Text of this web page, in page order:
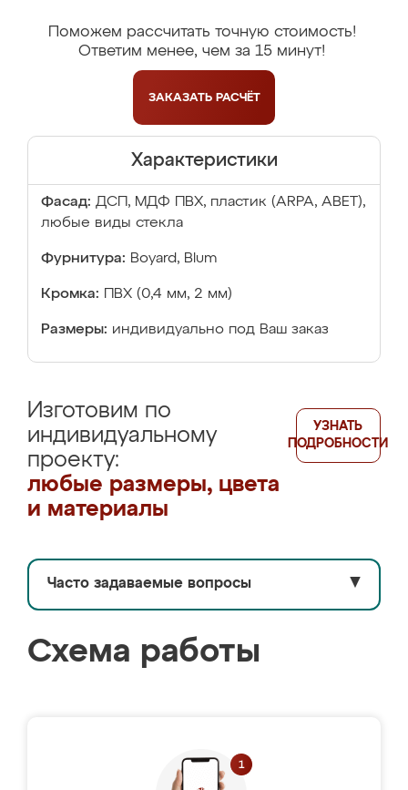
Поможем рассчитать точную стоимость!
Ответим менее, чем за 15 минут!
ЗАКАЗАТЬ РАСЧЁТ
Характеристики
Фасад: ДСП, МДФ ПВХ, пластик (ARPA, ABET),
любые виды стекла
Фурнитура: Boyard, Blum
Кромка: ПВХ (0,4 мм, 2 мм)
Размеры: индивидуально под Ваш заказ
Изготовим по
индивидуальному
проекту:
любые размеры, цвета
и материалы
УЗНАТЬ
ПОДРОБНОСТИ
Часто задаваемые вопросы ▼
Схема работы